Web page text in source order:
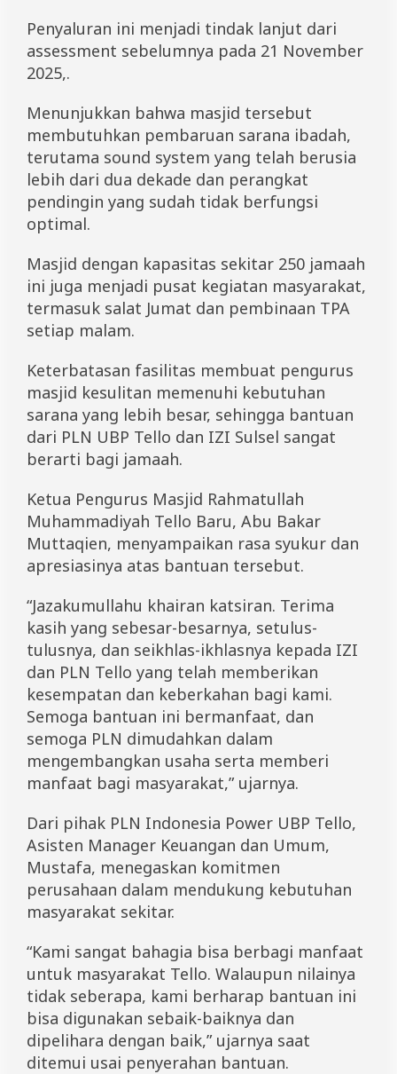
d
a
n
d
n
g
i
n
a
n
g
a
M
a
s
j
i
R
h
m
a
t
u
a
h
M
u
h
m
m
a
d
y
h
T
l
o
B
r
u
Penyaluran ini menjadi tindak lanjut dari
assessment sebelumnya pada 21 November
2025,.
Menunjukkan bahwa masjid tersebut
membutuhkan pembaruan sarana ibadah,
terutama sound system yang telah berusia
lebih dari dua dekade dan perangkat
pendingin yang sudah tidak berfungsi
optimal.
Masjid dengan kapasitas sekitar 250 jamaah
ini juga menjadi pusat kegiatan masyarakat,
termasuk salat Jumat dan pembinaan TPA
setiap malam.
Keterbatasan fasilitas membuat pengurus
masjid kesulitan memenuhi kebutuhan
sarana yang lebih besar, sehingga bantuan
dari PLN UBP Tello dan IZI Sulsel sangat
berarti bagi jamaah.
Ketua Pengurus Masjid Rahmatullah
Muhammadiyah Tello Baru, Abu Bakar
Muttaqien, menyampaikan rasa syukur dan
apresiasinya atas bantuan tersebut.
“Jazakumullahu khairan katsiran. Terima
kasih yang sebesar-besarnya, setulus-
tulusnya, dan seikhlas-ikhlasnya kepada IZI
dan PLN Tello yang telah memberikan
kesempatan dan keberkahan bagi kami.
Semoga bantuan ini bermanfaat, dan
semoga PLN dimudahkan dalam
mengembangkan usaha serta memberi
manfaat bagi masyarakat,” ujarnya.
Dari pihak PLN Indonesia Power UBP Tello,
Asisten Manager Keuangan dan Umum,
Mustafa, menegaskan komitmen
perusahaan dalam mendukung kebutuhan
masyarakat sekitar.
“Kami sangat bahagia bisa berbagi manfaat
untuk masyarakat Tello. Walaupun nilainya
tidak seberapa, kami berharap bantuan ini
bisa digunakan sebaik-baiknya dan
dipelihara dengan baik,” ujarnya saat
ditemui usai penyerahan bantuan.